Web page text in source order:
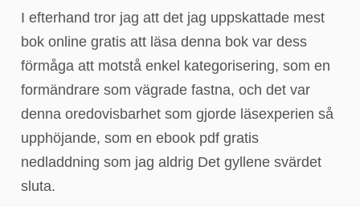
I efterhand tror jag att det jag uppskattade mest
bok online gratis att läsa denna bok var dess
förmåga att motstå enkel kategorisering, som en
formändrare som vägrade fastna, och det var
denna oredovisbarhet som gjorde läsexperien så
upphöjande, som en ebook pdf gratis
nedladdning som jag aldrig Det gyllene svärdet
sluta.